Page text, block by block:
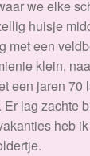
we elke
huisje
met een
klein,
een jaren 70
lag zachte
heb